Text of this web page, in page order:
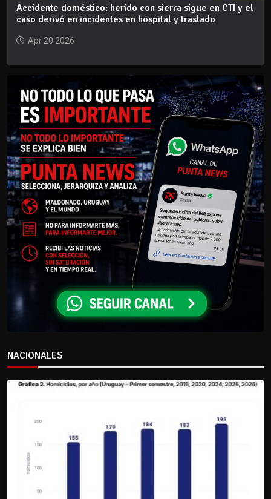
Accidente doméstico: herido con sierra sigue en CTI y el
caso derivó en incidentes en hospital y traslado
Apr 20 2026
NACIONALES